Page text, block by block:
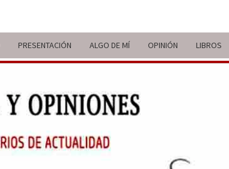
PRESENTACIÓN ALGO DE MÍ OPINIÓN LIBROS